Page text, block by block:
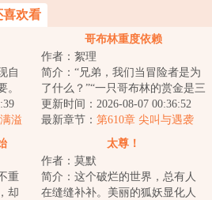
喜欢看
自
。
他
溢
哥布林重度依赖
作者：絮理
简介：“兄弟，我们当冒险者是为
了什么？”“一只哥布林的赏金是三
枚银币。”“不，你误会我了伙计，
我的...
更新时间：2026-08-07 00:36:52
最新章节： 第610章 尖叫与遇袭
重
却
太尊！
作者：莫默
简介：这个破烂的世界，总有人
在缝缝补补。美丽的狐妖显化人